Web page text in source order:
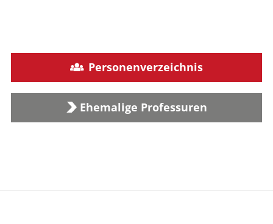
Personenverzeichnis
Ehemalige Professuren